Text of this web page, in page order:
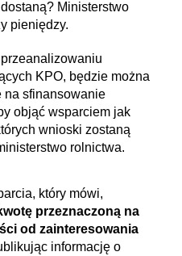
Ministerstwo
pieniędzy.
KPO, będzie można
na sfinansowanie
objąć wsparciem jak
wnioski zostaną
rolnictwa.
który mówi,
przeznaczoną na
od zainteresowania
informację o